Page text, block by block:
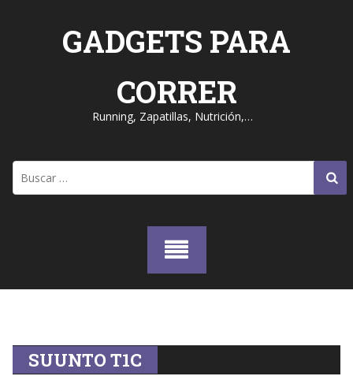
GADGETS PARA
CORRER
Running, Zapatillas, Nutrición,…
SUUNTO T1C